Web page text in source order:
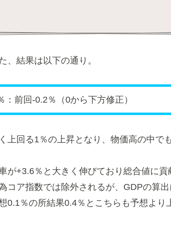
、結果は以下の通り。
前回-0.2％（0から下方修正）
上回る1％の上昇となり、物価高の中で
が+3.6％と大きく伸びており総合値に貢
コア指数では除外されるが、GDPの算
0.1％の所結果0.4％とこちらも予想より